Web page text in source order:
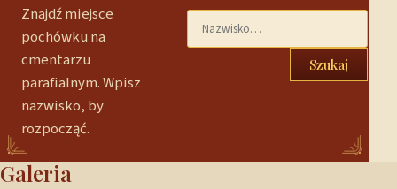
Znajdź miejsce
pochówku na
cmentarzu
parafialnym. Wpisz
nazwisko, by
rozpocząć.
Szukaj
Galeria